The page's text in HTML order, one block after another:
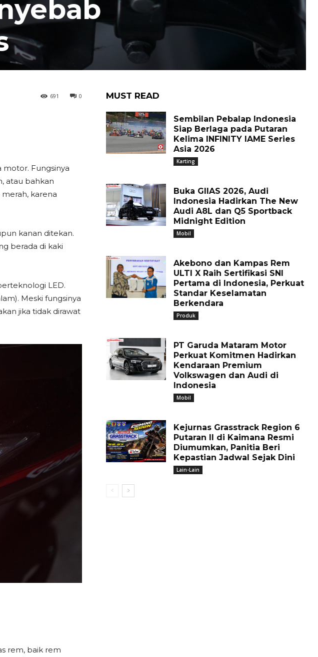
0
691
Fungsinya
atau bahkan
karena
kanan ditekan.
berada di kaki
LED.
Meski fungsinya
jika tidak dirawat
rem, baik rem
MUST READ
Sembilan Pebalap Indonesia
Siap Berlaga pada Putaran
Kelima INFINITY IAME Series
Asia 2026
Karting
Buka GIIAS 2026, Audi
Indonesia Hadirkan The New
Audi A8L dan Q5 Sportback
Midnight Edition
Mobil
Akebono dan Kampas Rem
ULTI X Raih Sertifikasi SNI
Pertama di Indonesia, Perkuat
Standar Keselamatan
Berkendara
Produk
PT Garuda Mataram Motor
Perkuat Komitmen Hadirkan
Kendaraan Premium
Volkswagen dan Audi di
Indonesia
Mobil
Kejurnas Grasstrack Region 6
Putaran II di Kaimana Resmi
Diumumkan, Panitia Beri
Kepastian Jadwal Sejak Dini
Lain-Lain